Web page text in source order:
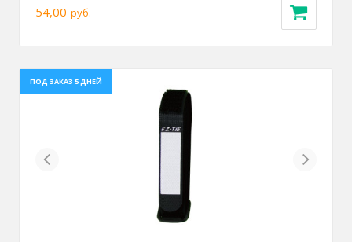
54,00 руб.
ПОД ЗАКАЗ 5 ДНЕЙ
Previous Next